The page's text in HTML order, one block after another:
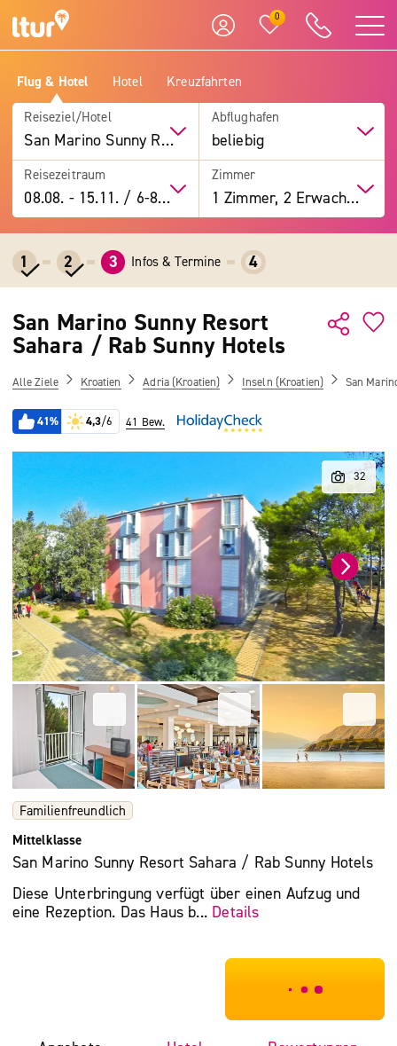
0
Flug & Hotel Hotel Kreuzfahrten
Reiseziel/Hotel
San Marino Sunny Resort Sahara / Rab Sunny Hotels
Abflughafen
beliebig
Reisezeitraum
08.08. -15.11. / 6-8 Tage
Zimmer
1 Zimmer, 2 Erwachsene
1 2 3 Infos & Termine 4
San Marino Sunny Resort
Sahara / Rab Sunny Hotels
Alle Ziele Kroatien Adria (Kroatien) Inseln (Kroatien) San
41% 4,3/6 41 Bew.
Familienfreundlich
Mittelklasse
San Marino Sunny Resort Sahara / Rab Sunny Hotels
Diese Unterbringung verfügt über einen Aufzug und
eine Rezeption. Das Haus b... Details
***************